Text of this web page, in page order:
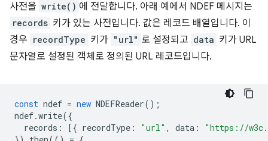
사전을 write() 에 전달합니다. 아래 예에서 NDEF 메시지는
records 키가 있는 사전입니다. 값은 레코드 배열입니다. 이
경우 recordType 키가 "url" 로 설정되고 data 키가 URL
문자열로 설정된 객체로 정의된 URL 레코드입니다.
const ndef = new NDEFReader();
ndef.write({
records : [{ recordType : "url" , data :
"https://